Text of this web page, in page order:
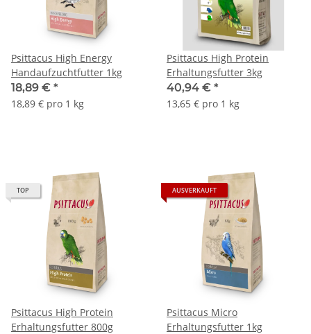
Psittacus High Energy
Handaufzuchtfutter 1kg
18,89 € *
18,89 € pro 1 kg
Psittacus High Protein
Erhaltungsfutter 3kg
40,94 € *
13,65 € pro 1 kg
TOP
Psittacus High Protein
Erhaltungsfutter 800g
AUSVERKAUFT
Psittacus Micro
Erhaltungsfutter 1kg